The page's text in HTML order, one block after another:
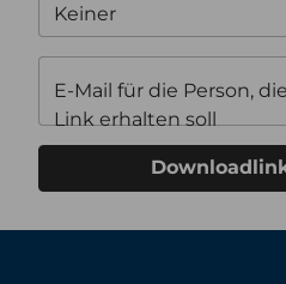
Keiner
E-Mail für die Person,
Link erhalten soll